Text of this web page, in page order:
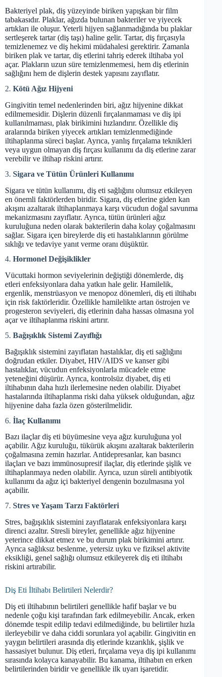
Bakteriyel plak, diş yüzeyinde biriken yapışkan bir film
tabakasıdır. Plaklar, ağızda bulunan bakteriler ve yiyecek
artıkları ile oluşur. Yeterli hijyen sağlanmadığında bu plaklar
sertleşerek tartar (diş taşı) haline gelir. Tartar, diş fırçasıyla
temizlenemez ve diş hekimi müdahalesi gerektirir. Zamanla
biriken plak ve tartar, diş etlerini tahriş ederek iltihaba yol
açar. Plakların uzun süre temizlenmemesi, hem diş etlerinin
sağlığını hem de dişlerin destek yapısını zayıflatır.
2. Kötü Ağız Hijyeni
Gingivitin temel nedenlerinden biri, ağız hijyenine dikkat
edilmemesidir. Dişlerin düzenli fırçalanmaması ve diş ipi
kullanılmaması, plak birikimini hızlandırır. Özellikle diş
aralarında biriken yiyecek artıkları temizlenmediğinde
iltihaplanma süreci başlar. Ayrıca, yanlış fırçalama teknikleri
veya uygun olmayan diş fırçası kullanımı da diş etlerine zarar
verebilir ve iltihap riskini artırır.
3. Sigara ve Tütün Ürünleri Kullanımı
Sigara ve tütün kullanımı, diş eti sağlığını olumsuz etkileyen
en önemli faktörlerden biridir. Sigara, diş etlerine giden kan
akışını azaltarak iltihaplanmaya karşı vücudun doğal savunma
mekanizmasını zayıflatır. Ayrıca, tütün ürünleri ağız
kuruluğuna neden olarak bakterilerin daha kolay çoğalmasını
sağlar. Sigara içen bireylerde diş eti hastalıklarının görülme
sıklığı ve tedaviye yanıt verme oranı düşüktür.
4. Hormonel Değişiklikler
Vücuttaki hormon seviyelerinin değiştiği dönemlerde, diş
etleri enfeksiyonlara daha yatkın hale gelir. Hamilelik,
ergenlik, menstrüasyon ve menopoz dönemleri, diş eti iltihabı
için risk faktörleridir. Özellikle hamilelikte artan östrojen ve
progesteron seviyeleri, diş etlerinin daha hassas olmasına yol
açar ve iltihaplanma riskini artırır.
5. Bağışıklık Sistemi Zayıflığı
Bağışıklık sistemini zayıflatan hastalıklar, diş eti sağlığını
doğrudan etkiler. Diyabet, HIV/AIDS ve kanser gibi
hastalıklar, vücudun enfeksiyonlarla mücadele etme
yeteneğini düşürür. Ayrıca, kontrolsüz diyabet, diş eti
iltihabının daha hızlı ilerlemesine neden olabilir. Diyabet
hastalarında iltihaplanma riski daha yüksek olduğundan, ağız
hijyenine daha fazla özen gösterilmelidir.
6. İlaç Kullanımı
Bazı ilaçlar diş eti büyümesine veya ağız kuruluğuna yol
açabilir. Ağız kuruluğu, tükürük akışını azaltarak bakterilerin
çoğalmasına zemin hazırlar. Antidepresanlar, kan basıncı
ilaçları ve bazı immünosupresif ilaçlar, diş etlerinde şişlik ve
iltihaplanmaya neden olabilir. Ayrıca, uzun süreli antibiyotik
kullanımı da ağız içi bakteriyel dengenin bozulmasına yol
açabilir.
7. Stres ve Yaşam Tarzı Faktörleri
Stres, bağışıklık sistemini zayıflatarak enfeksiyonlara karşı
direnci azaltır. Stresli bireyler, genellikle ağız hijyenine
yeterince dikkat etmez ve bu durum plak birikimini artırır.
Ayrıca sağlıksız beslenme, yetersiz uyku ve fiziksel aktivite
eksikliği, genel sağlığı olumsuz etkileyerek diş eti iltihabı
riskini artırabilir.
Diş Eti İltihabı Belirtileri Nelerdir?
Diş eti iltihabının belirtileri genellikle hafif başlar ve bu
nedenle çoğu kişi tarafından fark edilmeyebilir. Ancak, erken
dönemde tespit edilip tedavi edilmediğinde, bu belirtiler hızla
ilerleyebilir ve daha ciddi sorunlara yol açabilir. Gingivitin en
yaygın belirtileri arasında diş etlerinde kızarıklık, şişlik ve
hassasiyet bulunur. Diş etleri, fırçalama veya diş ipi kullanımı
sırasında kolayca kanayabilir. Bu kanama, iltihabın en erken
belirtilerinden biridir ve genellikle ilk uyarı işaretidir.